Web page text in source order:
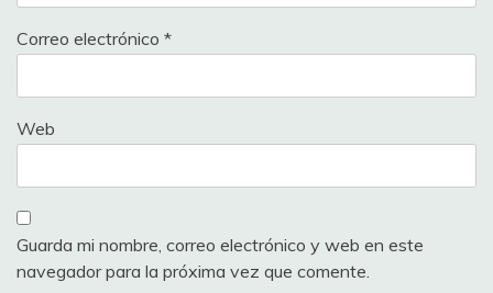
Correo electrónico *
Web
Guarda mi nombre, correo electrónico y web en este
navegador para la próxima vez que comente.